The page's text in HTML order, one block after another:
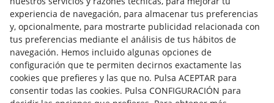
experiencia de navegación, para almacenar tus preferencias
y, opcionalmente, para mostrarte publicidad relacionada con
tus preferencias mediante el análisis de tus hábitos de
navegación. Hemos incluido algunas opciones de
configuración que te permiten decirnos exactamente las
cookies que prefieres y las que no. Pulsa ACEPTAR para
consentir todas las cookies. Pulsa CONFIGURACIÓN para